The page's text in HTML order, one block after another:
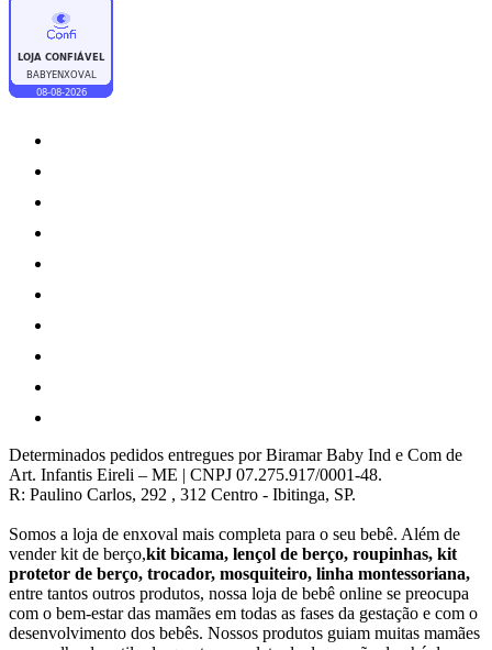
Determinados pedidos entregues por Biramar Baby Ind e Com de
Art. Infantis Eireli – ME | CNPJ 07.275.917/0001-48.
R: Paulino Carlos, 292 , 312 Centro - Ibitinga, SP.
Somos a loja de enxoval mais completa para o seu bebê. Além de
vender kit de berço,kit bicama, lençol de berço, roupinhas, kit
protetor de berço, trocador, mosquiteiro, linha montessoriana,
entre tantos outros produtos, nossa loja de bebê online se preocupa
com o bem-estar das mamães em todas as fases da gestação e com o
desenvolvimento dos bebês. Nossos produtos guiam muitas mamães